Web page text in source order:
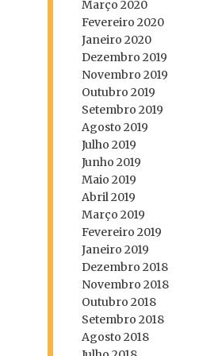
Março 2020
Fevereiro 2020
Janeiro 2020
Dezembro 2019
Novembro 2019
Outubro 2019
Setembro 2019
Agosto 2019
Julho 2019
Junho 2019
Maio 2019
Abril 2019
Março 2019
Fevereiro 2019
Janeiro 2019
Dezembro 2018
Novembro 2018
Outubro 2018
Setembro 2018
Agosto 2018